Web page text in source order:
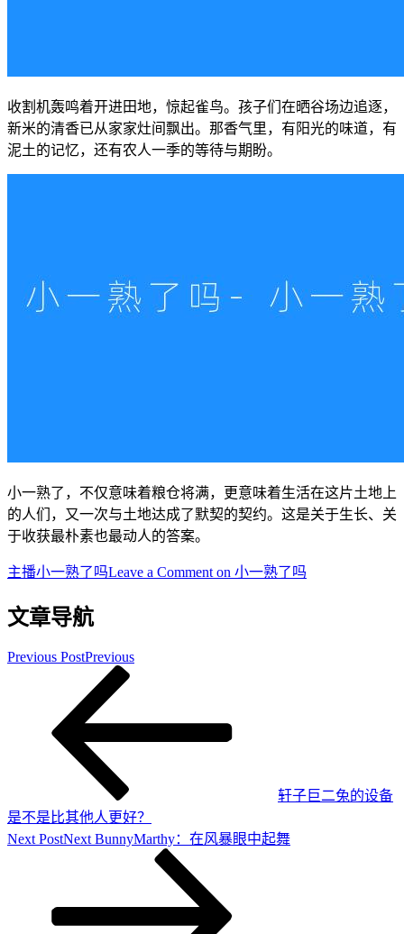
收割机轰鸣着开进田地，惊起雀鸟。孩子们在晒谷场边追逐，
新米的清香已从家家灶间飘出。那香气里，有阳光的味道，有
泥土的记忆，还有农人一季的等待与期盼。
小一熟了，不仅意味着粮仓将满，更意味着生活在这片土地上
的人们，又一次与土地达成了默契的契约。这是关于生长、关
于收获最朴素也最动人的答案。
主播小一熟了吗Leave a Comment on 小一熟了吗
文章导航
Previous PostPrevious
轩子巨二兔的设备
是不是比其他人更好？
Next PostNext BunnyMarthy：在风暴眼中起舞